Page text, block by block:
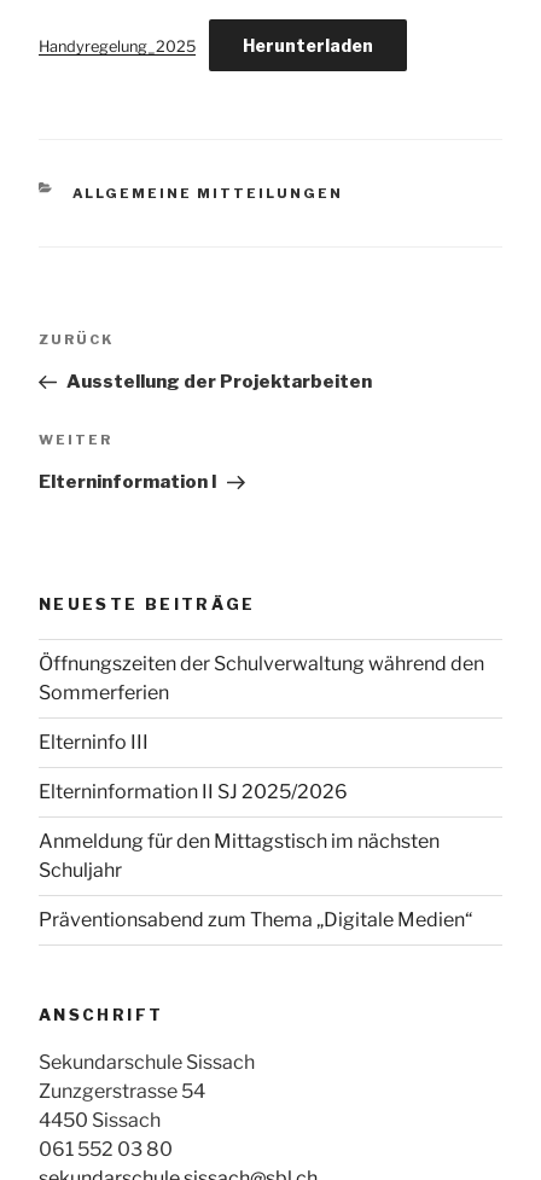
Handyregelung_2025 Herunterladen
KATEGORIEN
ALLGEMEINE MITTEILUNGEN
Vorheriger
ZURÜCK
Ausstellung der Projektarbeiten
Nächster
WEITER
Elterninformation I
NEUESTE BEITRÄGE
Öffnungszeiten der Schulverwaltung während den
Sommerferien
Elterninfo III
Elterninformation II SJ 2025/2026
Anmeldung für den Mittagstisch im nächsten
Schuljahr
Präventionsabend zum Thema „Digitale Medien“
ANSCHRIFT
Sekundarschule Sissach
Zunzgerstrasse 54
4450 Sissach
061 552 03 80